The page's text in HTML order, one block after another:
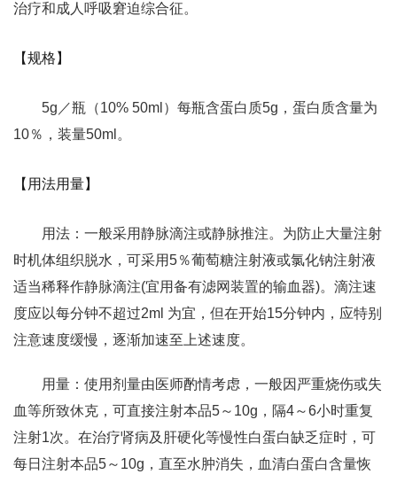
治疗和成人呼吸窘迫综合征。
【规格】
5g／瓶（10% 50ml）每瓶含蛋白质5g，蛋白质含量为
10％，装量50ml。
【用法用量】
用法：一般采用静脉滴注或静脉推注。为防止大量注射
时机体组织脱水，可采用5％葡萄糖注射液或氯化钠注射液
适当稀释作静脉滴注(宜用备有滤网装置的输血器)。滴注速
度应以每分钟不超过2ml 为宜，但在开始15分钟内，应特别
注意速度缓慢，逐渐加速至上述速度。
用量：使用剂量由医师酌情考虑，一般因严重烧伤或失
血等所致休克，可直接注射本品5～10g，隔4～6小时重复
注射1次。在治疗肾病及肝硬化等慢性白蛋白缺乏症时，可
每日注射本品5～10g，直至水肿消失，血清白蛋白含量恢